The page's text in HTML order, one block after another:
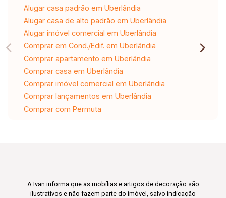
Alugar casa padrão em Uberlândia
Alugar casa de alto padrão em Uberlândia
Alugar imóvel comercial em Uberlândia
Comprar em Cond./Edif. em Uberlândia
Comprar apartamento em Uberlândia
Comprar casa em Uberlândia
Comprar imóvel comercial em Uberlândia
Comprar lançamentos em Uberlândia
Comprar com Permuta
A Ivan informa que as mobílias e artigos de decoração são
ilustrativos e não fazem parte do imóvel, salvo indicação